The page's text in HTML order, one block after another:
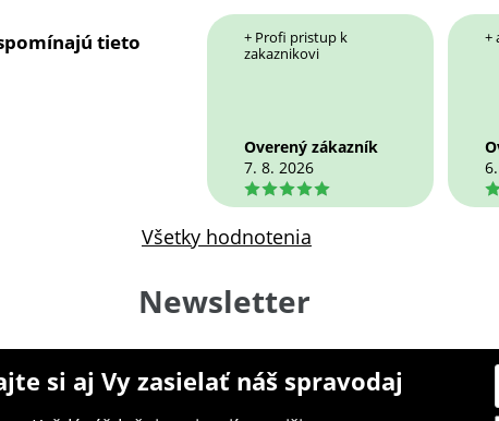
tieto
+ Profi pristup k
zakaznikovi
Overený zákazník
7. 8. 2026
5
+
5
Všetky hodnotenia
Newsletter
si aj Vy zasielať náš spravodaj